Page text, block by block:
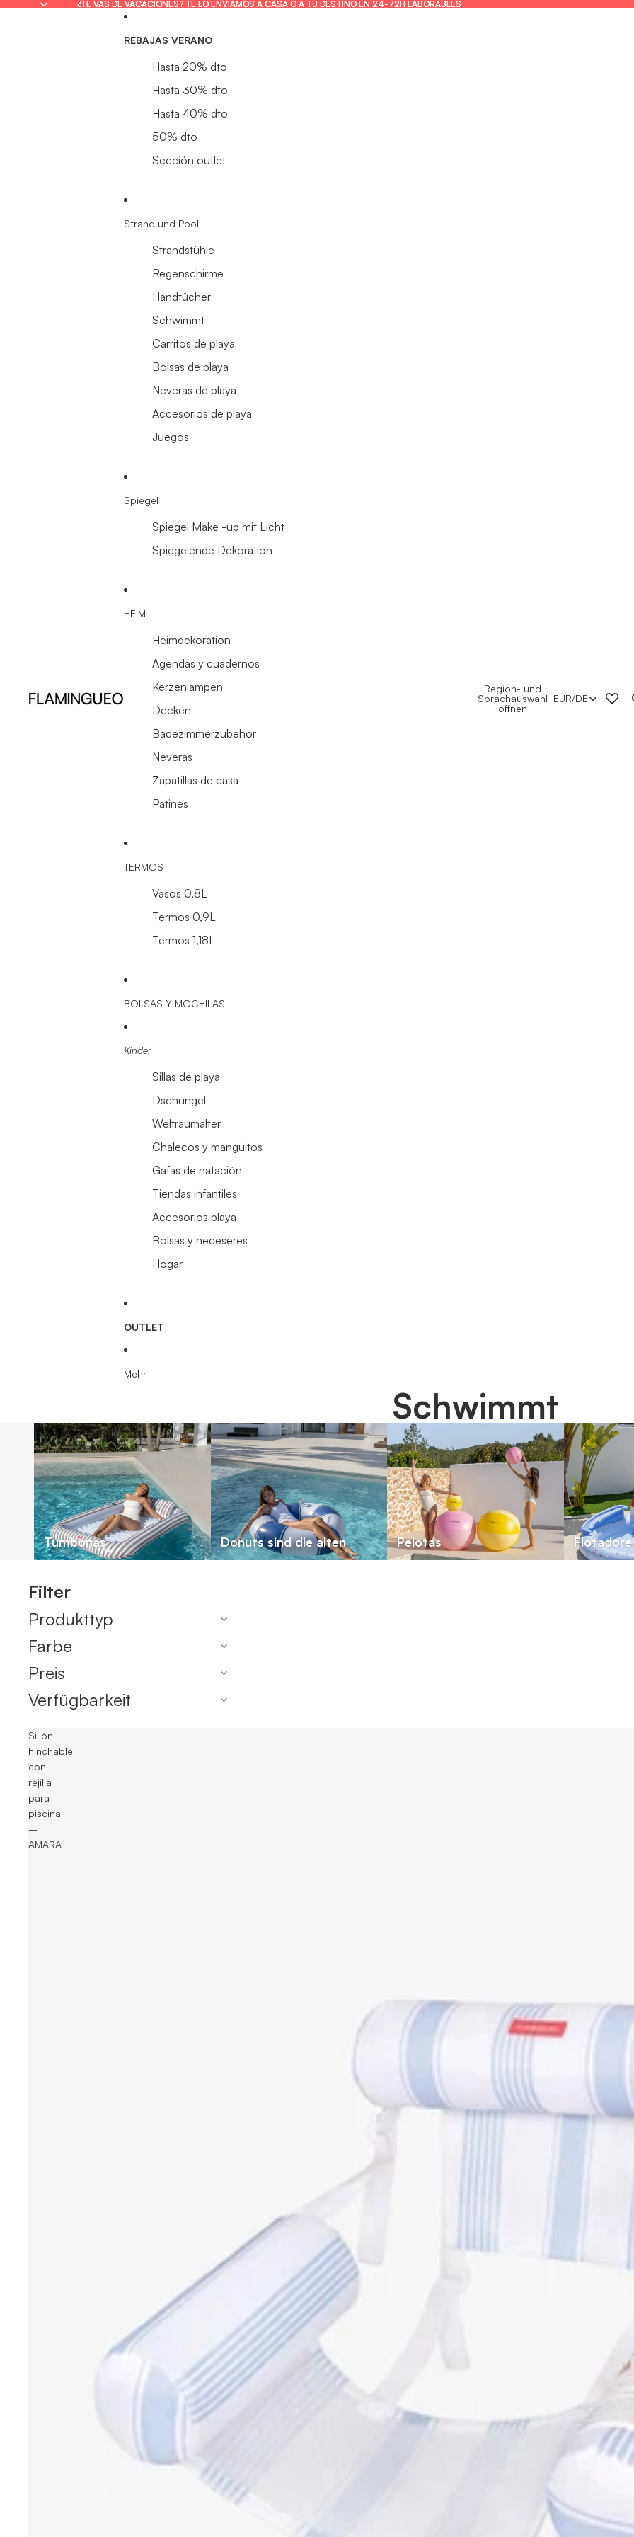
¿TE VAS DE VACACIONES? TE LO ENVIAMOS A CASA O A TU DESTINO EN 24-72H LABORABLES
¿TE VAS DE VACACIONES? TE LO ENVIAMOS A CASA O A TU DESTINO EN 24-72H LABORABLES
REBAJAS VERANO
Hasta 20% dto
Hasta 30% dto
Hasta 40% dto
50% dto
Sección outlet
Strand und Pool
Strandstühle
Regenschirme
Handtücher
Schwimmt
Carritos de playa
Bolsas de playa
Neveras de playa
Accesorios de playa
Juegos
Spiegel
Spiegel Make -up mit Licht
Spiegelende Dekoration
HEIM
Heimdekoration
Agendas y cuadernos
Kerzenlampen
Decken
Badezimmerzubehör
Neveras
Zapatillas de casa
Patines
TERMOS
Vasos 0,8L
Termos 0,9L
Termos 1,18L
BOLSAS Y MOCHILAS
Kinder
Sillas de playa
Dschungel
Weltraumalter
Chalecos y manguitos
Gafas de natación
Tiendas infantiles
Accesorios playa
Bolsas y neceseres
Hogar
OUTLET
Mehr
Region- und
Sprachauswahl
öffnen
EUR/DE
Schwimmt
Tumbonas Donuts sind die alten Pelotas
Filter
Produkttyp
Farbe
Preis
Verfügbarkeit
Sillón
hinchable
con
rejilla
para
piscina
–
AMARA